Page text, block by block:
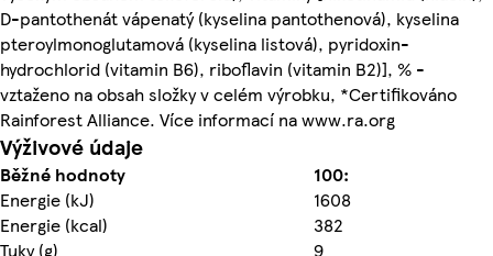
D-pantothenát vápenatý (kyselina pantothenová), kyselina
pteroylmonoglutamová (kyselina listová), pyridoxin-
hydrochlorid (vitamin B6), riboflavin (vitamin B2)], % -
vztaženo na obsah složky v celém výrobku, *Certifikováno
Rainforest Alliance. Více informací na www.ra.org
Výživové údaje
Běžné hodnoty
100:
Energie (kJ)
1608
Energie (kcal)
382
Tuky (g)
9